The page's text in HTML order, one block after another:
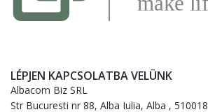
LÉPJEN KAPCSOLATBA VELÜNK
Albacom Biz SRL
Str Bucuresti nr 88, Alba Iulia, Alba , 510018